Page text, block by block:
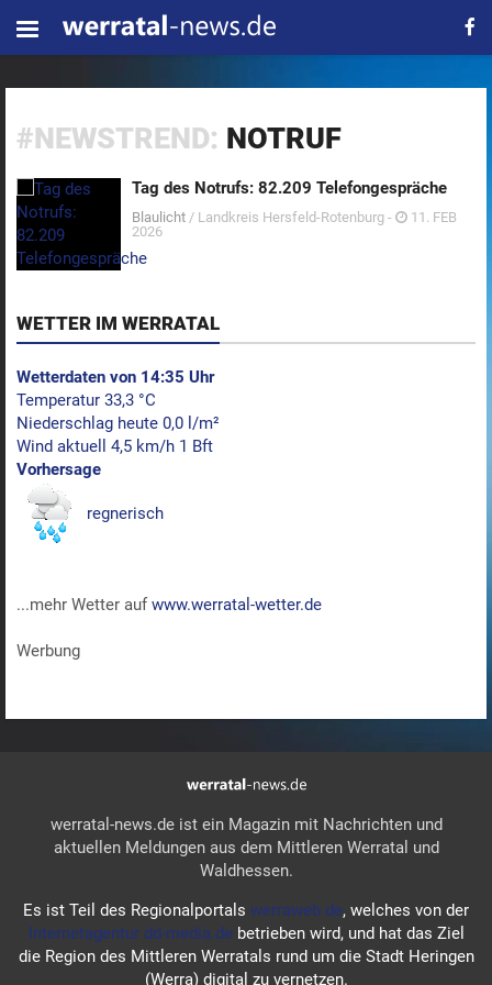
#NEWSTREND: NOTRUF
Tag des Notrufs: 82.209 Telefongespräche
Blaulicht / Landkreis Hersfeld-Rotenburg -
11. FEB
2026
WETTER IM WERRATAL
Wetterdaten von 14:35 Uhr
Temperatur 33,3 °C
Niederschlag heute 0,0 l/m²
Wind aktuell 4,5 km/h 1 Bft
Vorhersage
regnerisch
...mehr Wetter aufwww.werratal-wetter.de
Werbung
werratal-news.de ist ein Magazin mit Nachrichten und
aktuellen Meldungen aus dem Mittleren Werratal und
Waldhessen.
Es ist Teil des Regionalportals werraweb.de, welches von der
Internetagentur dd-media.debetrieben wird, und hat das Ziel
die Region des Mittleren Werratals rund um die Stadt Heringen
(Werra) digital zu vernetzen.